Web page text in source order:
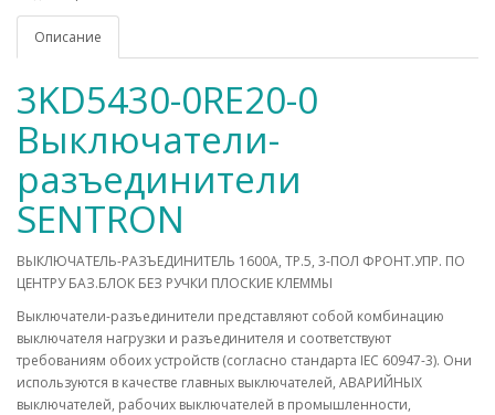
Описание
3KD5430-0RE20-0
Выключатели-
разъединители
SENTRON
ВЫКЛЮЧАТЕЛЬ-РАЗЪЕДИНИТЕЛЬ 1600A, ТР.5, 3-ПОЛ ФРОНТ.УПР. ПО
ЦЕНТРУ БАЗ.БЛОК БЕЗ РУЧКИ ПЛОСКИЕ КЛЕММЫ
Выключатели-разъединители представляют собой комбинацию
выключателя нагрузки и разъединителя и соответствуют
требованиям обоих устройств (согласно стандарта IEC 60947-3). Они
используются в качестве главных выключателей, АВАРИЙНЫХ
выключателей, рабочих выключателей в промышленности,